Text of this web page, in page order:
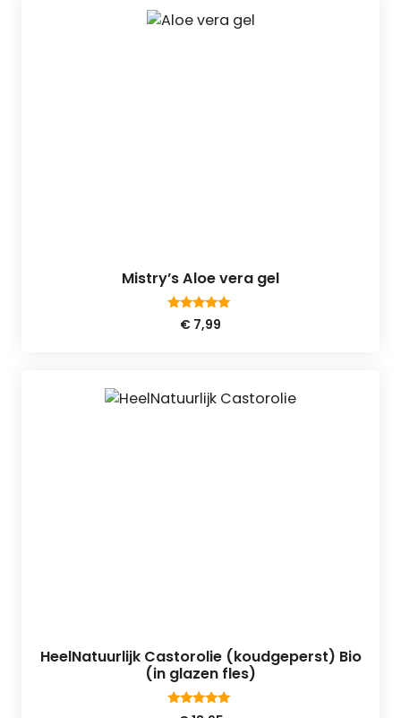
Mistry’s Aloe vera gel
4.80
van 5
€ 7,99
HeelNatuurlijk Castorolie (koudgeperst) Bio
(in glazen fles)
5.00